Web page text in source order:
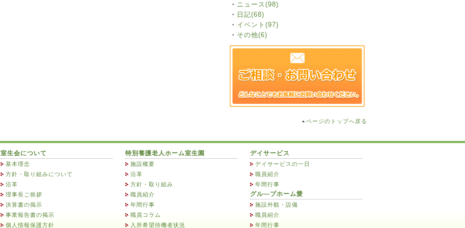
・ ニュース(98)
・ 日記(68)
・ イベント(97)
・ その他(6)
ページのトップへ戻る
室生会について
基本理念
方針・取り組みについて
沿革
理事長ご挨拶
決算書の掲示
事業報告書の掲示
個人情報保護方針
特別養護老人ホーム室生園
施設概要
沿革
方針・取り組み
職員紹介
年間行事
職員コラム
入所希望待機者状況
デイサービス
デイサービスの一日
職員紹介
年間行事
グル―プホーム愛
施設外観・設備
職員紹介
年間行事